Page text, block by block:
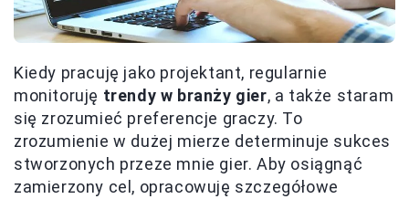
Kiedy pracuję jako projektant, regularnie
monitoruję trendy w branży gier, a także staram
się zrozumieć preferencje graczy. To
zrozumienie w dużej mierze determinuje sukces
stworzonych przeze mnie gier. Aby osiągnąć
zamierzony cel, opracowuję szczegółowe